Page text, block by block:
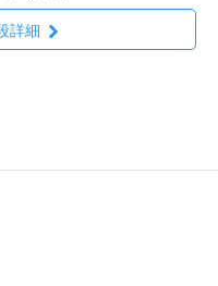
詳細